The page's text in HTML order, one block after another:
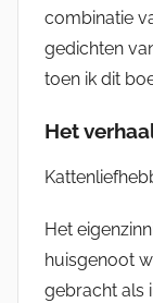
combinatie
gedichten
toen ik dit
Het
Het
huisgenoot
gebracht als